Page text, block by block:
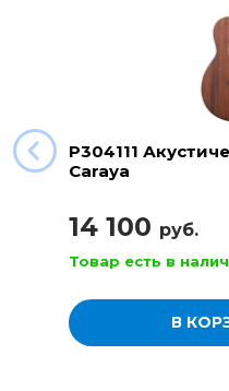
P304111
Caraya
14 100 руб.
Товар есть в
В